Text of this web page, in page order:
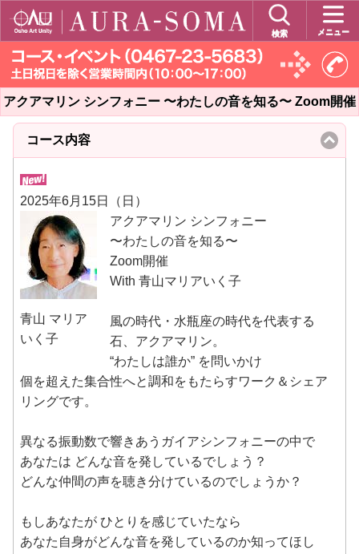
検索 メニュー
アクアマリン シンフォニー 〜わたしの音を知る〜 Zoom開催
コース内容
to
2025年6月15日（日）
青山 マリア
いく子
アクアマリン シンフォニー
〜わたしの音を知る〜
Zoom開催
With 青山マリアいく子
風の時代・水瓶座の時代を代表する
石、アクアマリン。
“わたしは誰か” を問いかけ
個を超えた集合性へと調和をもたらすワーク＆シェア
リングです。
異なる振動数で響きあうガイアシンフォニーの中で
あなたは どんな音を発しているでしょう？
どんな仲間の声を聴き分けているのでしょうか？
もしあなたが ひとりを感じていたなら
あなた自身がどんな音を発しているのか知ってほし